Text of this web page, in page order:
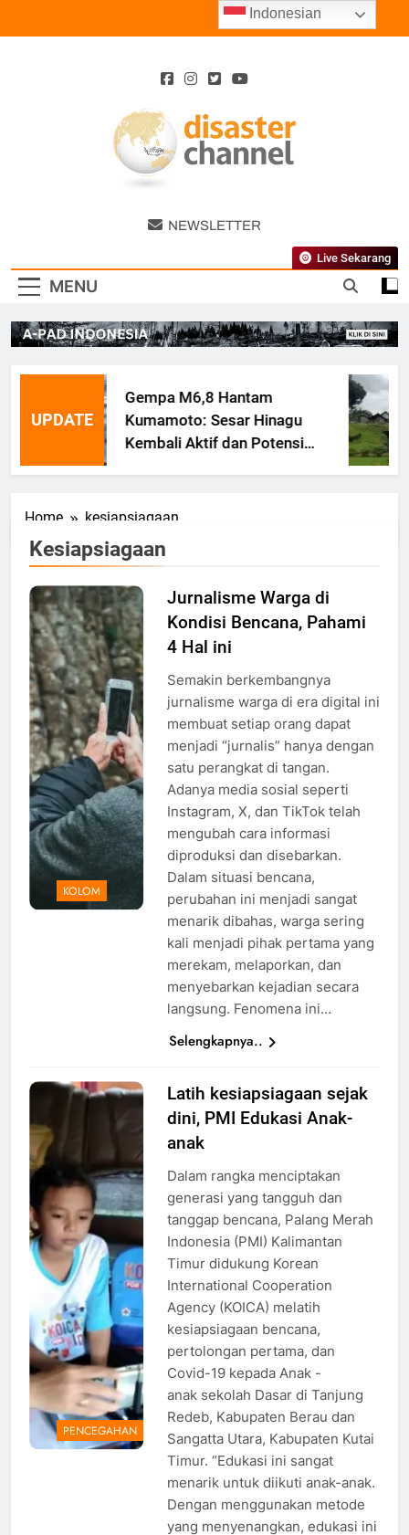
Disaster
Channel
NEWSLETTER
MENU
Live Sekarang
UPDATE
Gempa M6,8 Hantam
Kumamoto: Sesar Hinagu
Kembali Aktif dan Potensi
Gempa Susulan
Home kesiapsiagaan
Kesiapsiagaan
Ilsutrasi
Jurnalisme
Warga,
Foto: Dok.
era.id
KOLOM
Jurnalisme Warga di
Kondisi Bencana, Pahami
4 Hal ini
Semakin berkembangnya
jurnalisme warga di era digital ini
membuat setiap orang dapat
menjadi “jurnalis” hanya dengan
satu perangkat di tangan.
Adanya media sosial seperti
Instagram, X, dan TikTok telah
mengubah cara informasi
diproduksi dan disebarkan.
Dalam situasi bencana,
perubahan ini menjadi sangat
menarik dibahas, warga sering
kali menjadi pihak pertama yang
merekam, melaporkan, dan
menyebarkan kejadian secara
langsung. Fenomena ini…
Selengkapnya..
Ilustrasi
pembelajaran
secara
daring,
Foto: Atep
Maulana
PENCEGAHAN
Latih kesiapsiagaan sejak
dini, PMI Edukasi Anak-
anak
Dalam rangka menciptakan
generasi yang tangguh dan
tanggap bencana, Palang Merah
Indonesia (PMI) Kalimantan
Timur didukung Korean
International Cooperation
Agency (KOICA) melatih
kesiapsiagaan bencana,
pertolongan pertama, dan
Covid-19 kepada Anak -
anak sekolah Dasar di Tanjung
Redeb, Kabupaten Berau dan
Sangatta Utara, Kabupaten Kutai
Timur. “Edukasi ini sangat
menarik untuk diikuti anak-anak.
Dengan menggunakan metode
yang menyenangkan, edukasi ini
Indonesian